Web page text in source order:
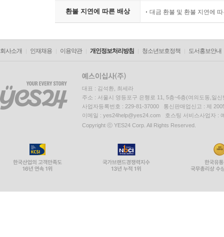
환불 지연에 따른 배상 대금 환불 및 환불 지연에
회사소개 인재채용 이용약관 개인정보처리방침 청소년보호정책 도서홍보안내
대표 : 김석환, 최세라
주소 : 서울시 영등포구 은행로 11, 5층~6층(여의도동,일신
사업자등록번호 : 229-81-37000 통신판매업신고 : 제
이메일 : yes24help@yes24.com 호스팅 서비스사업자 :
Copyright ⓒ YES24 Corp. All Rights Reserved.